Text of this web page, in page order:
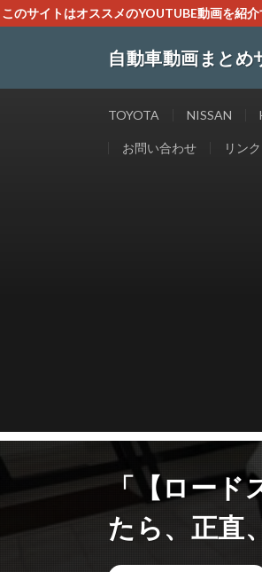
このサイトはオススメのYOUTUBE動画を紹
自動車動画まとめ
TOYOTA NISSAN
お問い合わせ リンク
「【ロード
たら、正直